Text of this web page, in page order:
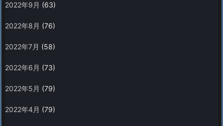
2022年9月 (63)
2022年8月 (76)
2022年7月 (58)
2022年6月 (73)
2022年5月 (79)
2022年4月 (79)